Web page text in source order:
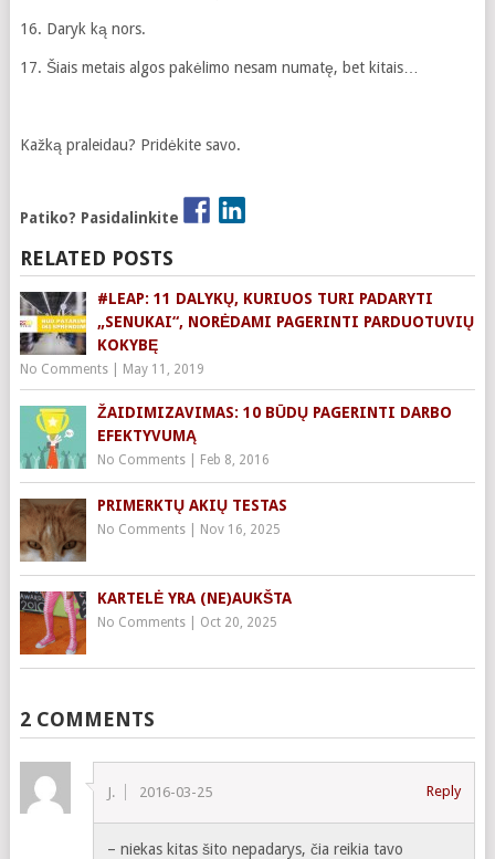
16. Daryk ką nors.
17. Šiais metais algos pakėlimo nesam numatę, bet kitais…
Kažką praleidau? Pridėkite savo.
Patiko? Pasidalinkite
RELATED POSTS
#LEAP: 11 DALYKŲ, KURIUOS TURI PADARYTI
„SENUKAI“, NORĖDAMI PAGERINTI PARDUOTUVIŲ
KOKYBĘ
No Comments| May 11, 2019
ŽAIDIMIZAVIMAS: 10 BŪDŲ PAGERINTI DARBO
EFEKTYVUMĄ
No Comments| Feb 8, 2016
PRIMERKTŲ AKIŲ TESTAS
No Comments| Nov 16, 2025
KARTELĖ YRA (NE)AUKŠTA
No Comments| Oct 20, 2025
2 COMMENTS
J. 2016-03-25 Reply
– niekas kitas šito nepadarys, čia reikia tavo